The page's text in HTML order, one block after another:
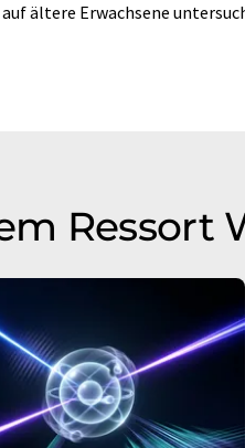
ältere Erwachsene
Ressort